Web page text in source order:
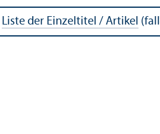
Liste der Einzeltitel / Artikel